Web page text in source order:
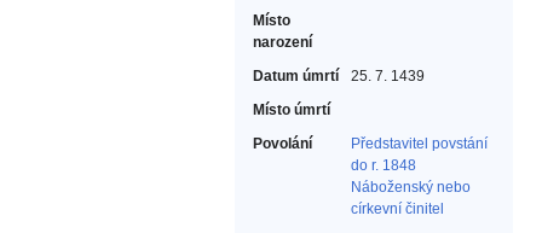
Místo
narození
Datum úmrtí
25. 7. 1439
Místo úmrtí
Povolání
Představitel povstání
do r. 1848‎
Náboženský nebo
církevní činitel‎